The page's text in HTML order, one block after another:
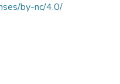
by-nc/4.0/